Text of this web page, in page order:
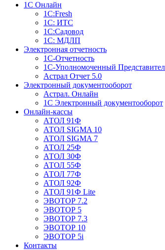
1С Онлайн
1С:Fresh
1С: ИТС
1С:Садовод
1С: МДЛП
Электронная отчетность
1С-Отчетность
1С-Уполномоченный
Астрал Отчет 5.0
Электронный документооборот
Астрал. Онлайн
1С Электронный документооборот
Онлайн-кассы
АТОЛ 91Ф
АТОЛ SIGMA 10
АТОЛ SIGMA 7
АТОЛ 25Ф
АТОЛ 30Ф
АТОЛ 55Ф
АТОЛ 77Ф
АТОЛ 92Ф
АТОЛ 91Ф Lite
ЭВОТОР 7.2
ЭВОТОР 5
ЭВОТОР 7.3
ЭВОТОР 10
ЭВОТОР 5i
Контакты